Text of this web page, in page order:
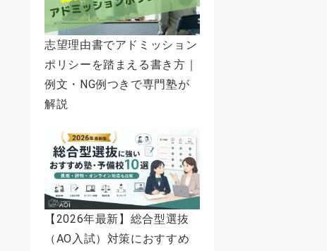
志望理由書でアドミッション
ポリシーを踏まえる書き方｜
例文・NG例つきで専門塾が
解説
【2026年最新】総合型選抜
（AO入試）対策におすすめ